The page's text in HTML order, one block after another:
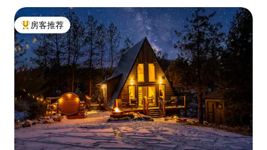
热门「房客推荐」
房客推荐